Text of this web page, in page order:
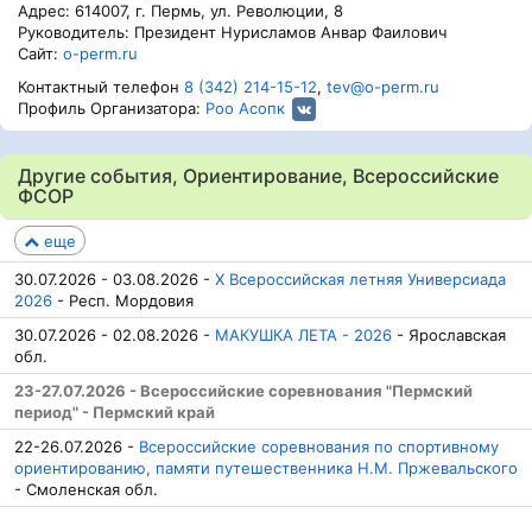
Адрес: 614007, г. Пермь, ул. Революции, 8
Руководитель: Президент Нурисламов Анвар Фаилович
Сайт: o-perm.ru
Контактный телефон 8 (342) 214-15-12, tev@o-perm.ru
Профиль Организатора: Роо Асопк
Другие события, Ориентирование, Всероссийские
ФСОР
еще
30.07.2026 - 03.08.2026 - Х Всероссийская летняя Универсиада
2026 - Респ. Мордовия
30.07.2026 - 02.08.2026 - МАКУШКА ЛЕТА - 2026 - Ярославская
обл.
23-27.07.2026 - Всероссийские соревнования "Пермский
период" - Пермский край
22-26.07.2026 - Всероссийские соревнования по спортивному
ориентированию, памяти путешественника Н.М. Пржевальского
- Смоленская обл.